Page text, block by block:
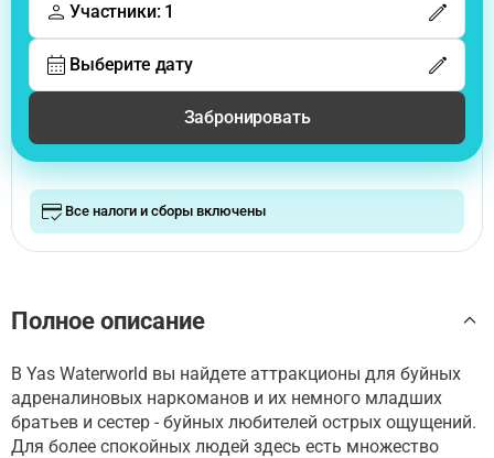
Участники: 1
Выберите дату
Забронировать
Все налоги и сборы включены
Полное описание
В Yas Waterworld вы найдете аттракционы для буйных
адреналиновых наркоманов и их немного младших
братьев и сестер - буйных любителей острых ощущений.
Для более спокойных людей здесь есть множество